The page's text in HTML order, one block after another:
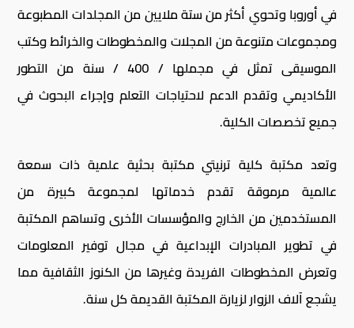
في أوروبا وتحوي أكثر من ستة ملايين من المجلدات المطبوعة
ومجموعات متنوعة من المجلات والمخطوطات والخرائط وكتب
الموسيقى تمثل في مجملها / 400 / سنة من التطور
الأكاديمي وتقدم الدعم لاحتياجات التعلم وإجراء البحوث في
جميع تخصصات الكلية.
وتعد مكتبة كلية ترنيتي مكتبة بحثية علمية ذات سمعة
عالمية مرموقة تقدم خدماتها لمجموعة كبيرة من
المستخدمين من الخارج والمؤسسات الأخرى وتساهم المكتبة
في تطوير المبادرات الإبداعية في مجال توفير المعلومات
وتعرض المخطوطات الفريدة وغيرها من الكنوز الثقافية مما
يشجع آلاف الزوار لزيارة المكتبة القديمة كل سنة.